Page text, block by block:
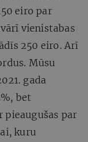
eiro par
vienistabas
250 eiro. Arī
Mūsu
gada
bet
pieaugušas par
kuru